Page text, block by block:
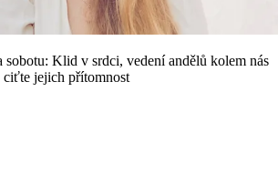
sobotu: Klid v srdci, vedení andělů kolem nás
ciťte jejich přítomnost